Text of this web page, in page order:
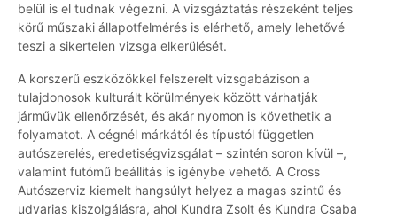
belül is el tudnak végezni. A vizsgáztatás részeként teljes
körű műszaki állapotfelmérés is elérhető, amely lehetővé
teszi a sikertelen vizsga elkerülését.
A korszerű eszközökkel felszerelt vizsgabázison a
tulajdonosok kulturált körülmények között várhatják
járművük ellenőrzését, és akár nyomon is követhetik a
folyamatot. A cégnél márkától és típustól független
autószerelés, eredetiségvizsgálat – szintén soron kívül –,
valamint futómű beállítás is igénybe vehető. A Cross
Autószerviz kiemelt hangsúlyt helyez a magas szintű és
udvarias kiszolgálásra, ahol Kundra Zsolt és Kundra Csaba